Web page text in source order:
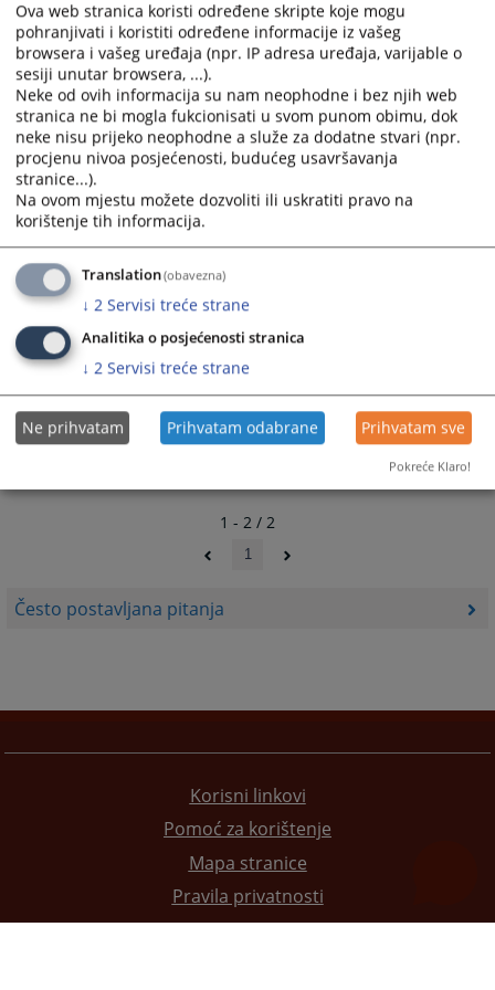
Često postavljana pitanja
calendar
and
select
a
date.
Press
the
question
mark
to
get
keyboard
shortcuts
changing
dates.
calendar
and
select
a
date.
Press
the
question
get
the
keyboard
shortcuts
changing
dates.
pravne osobe, odnosno popunjavanjem predviđenog
obrasca za pravnu ili fizičku osobu
30.10.2009.
Kako sastaviti oporuku?
Da biste omogućili da sud brzo i pravilno sastavi sudbenu
oporuku za Vas, potrebno je da prije dolaska u sud ponesete
23.10.2009.
1 - 2 / 2
1
Korisni linkovi
Pomoć za korištenje
Mapa stranice
Pravila privatnosti
Ova web stranica koristi određene skripte koje mogu
pohranjivati i koristiti određene informacije iz vašeg
browsera i vašeg uređaja (npr. IP adresa uređaja, varijable o
sesiji unutar browsera, ...).
Neke od ovih informacija su nam neophodne i bez njih web
stranica ne bi mogla fukcionisati u svom punom obimu, dok
neke nisu prijeko neophodne a služe za dodatne stvari (npr.
procjenu nivoa posjećenosti, budućeg usavršavanja
stranice...).
Na ovom mjestu možete dozvoliti ili uskratiti pravo na
korištenje tih informacija.
Translation(obavezna)
↓ 2 Servisi treće strane
Analitika o posjećenosti stranica
↓ 2 Servisi treće strane
Ne prihvatam Prihvatam odabrane Prihvatam sve
Pokreće Klaro!